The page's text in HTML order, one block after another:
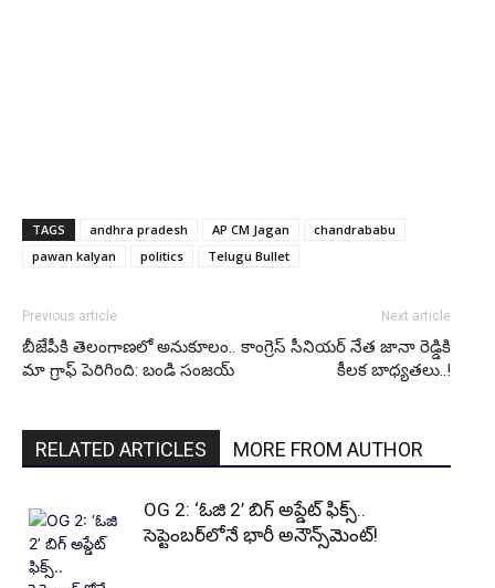
TAGS andhra pradesh AP CM Jagan
chandrababu
pawan kalyan
politics Telugu Bullet
Previous article
బీజేపీకి తెలంగాణలో అనుకూలం..
మా గ్రాఫ్ పెరిగింది: బండి సంజయ్
Next article
కాంగ్రెస్ సీనియర్ నేత జానా రెడ్డికి
కీలక బాధ్యతలు..!
RELATED ARTICLES MORE FROM AUTHOR
OG 2: ‘ఓజి 2’ బిగ్ అప్డేట్ ఫిక్స్..
సెప్టెంబర్‌లోనే భారీ అనౌన్స్‌మెంట్!